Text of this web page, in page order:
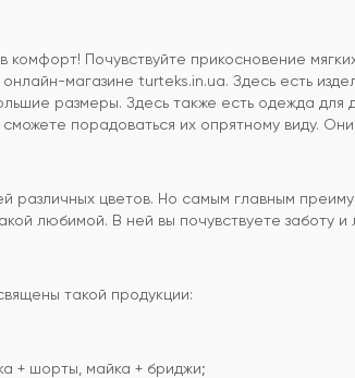
комфорт! Почувствуйте прикосновение
магазине turteks.in.ua. Здесь есть
размеры. Здесь также есть одежда для
порадоваться их опрятному виду.
различных цветов. Но самым главным
любимой. В ней вы почувствуете заботу
такой продукции:
+ шорты, майка + бриджи;